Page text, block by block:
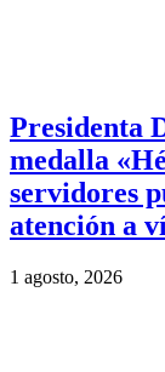
Presidenta
medalla
servidores
atención a
1 agosto, 2026